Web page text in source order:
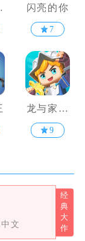
闪亮的你
7
龙与家园
时光
9
文